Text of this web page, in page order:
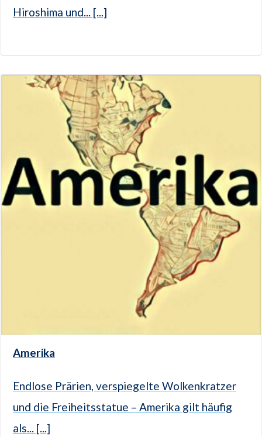
Hiroshima und... [...]
Amerika
Endlose Prärien, verspiegelte Wolkenkratzer
und die Freiheitsstatue – Amerika gilt häufig
als... [...]